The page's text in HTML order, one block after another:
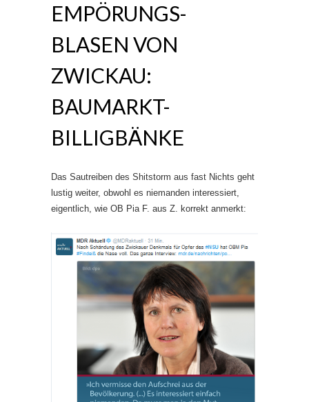
EMPÖRUNGS-
BLASEN VON
ZWICKAU:
BAUMARKT-
BILLIGBÄNKE
Das Sautreiben des Shitstorm aus fast Nichts geht
lustig weiter, obwohl es niemanden interessiert,
eigentlich, wie OB Pia F. aus Z. korrekt anmerkt: